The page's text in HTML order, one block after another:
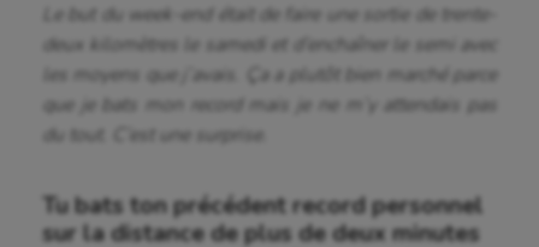
Le but du week-end était de faire une sortie de trente-
deux kilomètres le samedi et d’enchaîner le semi avec
les moyens que j’avais. Ça a plutôt bien marché parce
que je bats mon record mais je ne m’y attendais pas
du tout. C’est une surprise.
Tu bats ton précédent record personnel
sur la distance de plus de deux minutes